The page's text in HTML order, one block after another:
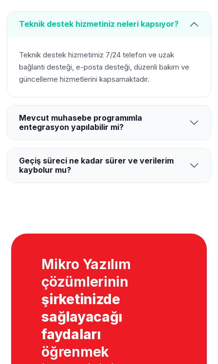
Teknik destek hizmetiniz neleri kapsıyor?
Teknik destek hizmetimiz 7/24 telefon ve uzak
bağlantı desteği, e-posta desteği, düzenli bakım ve
güncelleme hizmetlerini kapsamaktadır.
Mevcut muhasebe programımla
entegrasyon yapılabilir mi?
Geçiş süreci ne kadar sürer ve verilerim
kaybolur mu?
Mikro Yazılım
çözümlerinin
şirketinizde
sağlayacağı
faydaları
öğrenmek